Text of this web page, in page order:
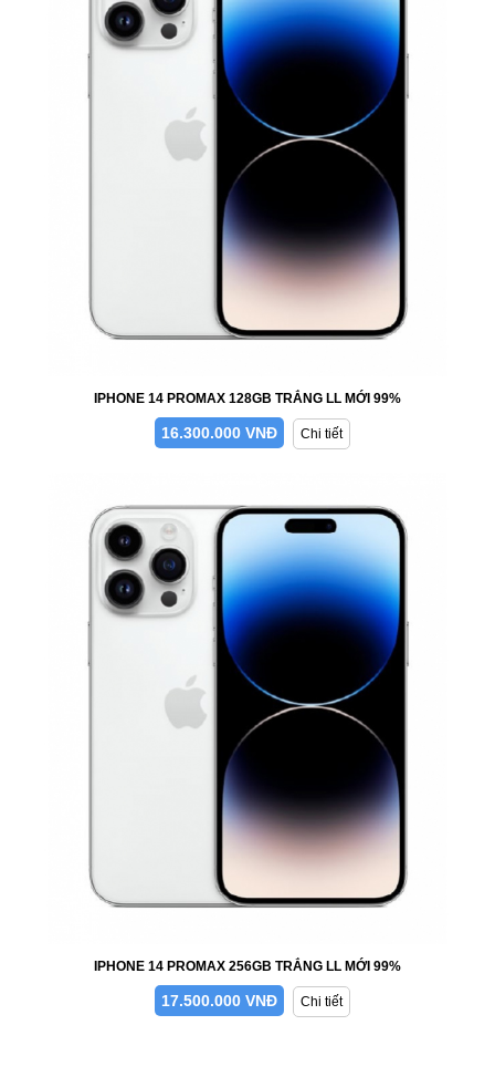
IPHONE 14 PROMAX 128GB TRẮNG LL MỚI 99%
16.300.000 VNĐ Chi tiết
IPHONE 14 PROMAX 256GB TRẮNG LL MỚI 99%
17.500.000 VNĐ Chi tiết